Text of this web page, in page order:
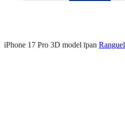
iPhone 17 Pro 3D model īpan Ranguel